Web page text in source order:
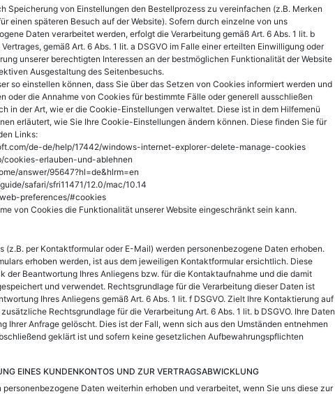
Speicherung von Einstellungen den Bestellprozess zu vereinfachen (z.B. Merken
einen späteren Besuch auf der Website). Sofern durch einzelne von uns
Daten verarbeitet werden, erfolgt die Verarbeitung gemäß Art. 6 Abs. 1 lit. b
gemäß Art. 6 Abs. 1 lit. a DSGVO im Falle einer erteilten Einwilligung oder
unserer berechtigten Interessen an der bestmöglichen Funktionalität der Website
Ausgestaltung des Seitenbesuchs.
so einstellen können, dass Sie über das Setzen von Cookies informiert werden und
oder die Annahme von Cookies für bestimmte Fälle oder generell ausschließen
in der Art, wie er die Cookie-Einstellungen verwaltet. Diese ist in dem Hilfemenü
erläutert, wie Sie Ihre Cookie-Einstellungen ändern können. Diese finden Sie für
Links:
de-de/help/17442/windows-internet-explorer-delete-manage-cookies
cookies-erlauben-und-ablehnen
answer/95647?hl=de&hlrm=en
safari/sfri11471/12.0/mac/10.14
preferences/#cookies
von Cookies die Funktionalität unserer Website eingeschränkt sein kann.
(z.B. per Kontaktformular oder E-Mail) werden personenbezogene Daten erhoben.
erhoben werden, ist aus dem jeweiligen Kontaktformular ersichtlich. Diese
der Beantwortung Ihres Anliegens bzw. für die Kontaktaufnahme und die damit
und verwendet. Rechtsgrundlage für die Verarbeitung dieser Daten ist
Ihres Anliegens gemäß Art. 6 Abs. 1 lit. f DSGVO. Zielt Ihre Kontaktierung auf
Rechtsgrundlage für die Verarbeitung Art. 6 Abs. 1 lit. b DSGVO. Ihre Daten
Ihrer Anfrage gelöscht. Dies ist der Fall, wenn sich aus den Umständen entnehmen
geklärt ist und sofern keine gesetzlichen Aufbewahrungspflichten
EINES KUNDENKONTOS UND ZUR VERTRAGSABWICKLUNG
personenbezogene Daten weiterhin erhoben und verarbeitet, wenn Sie uns diese zur